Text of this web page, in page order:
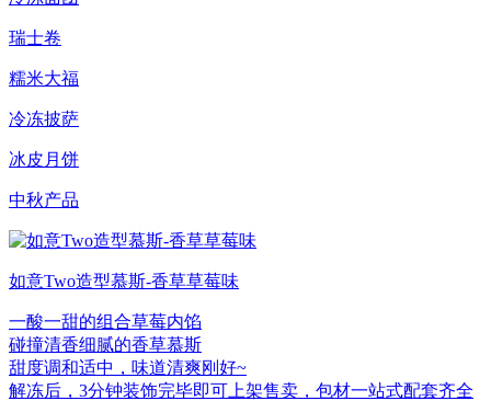
瑞士卷
糯米大福
冷冻披萨
冰皮月饼
中秋产品
如意Two造型慕斯-香草草莓味
一酸一甜的组合草莓内馅
碰撞清香细腻的香草慕斯
甜度调和适中，味道清爽刚好~
解冻后，3分钟装饰完毕即可上架售卖，包材一站式配套齐全